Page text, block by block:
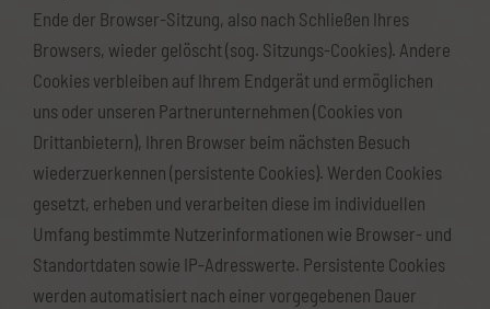
Ende der Browser-Sitzung, also nach Schließen Ihres
Browsers, wieder gelöscht (sog. Sitzungs-Cookies). Andere
Cookies verbleiben auf Ihrem Endgerät und ermöglichen
uns oder unseren Partnerunternehmen (Cookies von
Drittanbietern), Ihren Browser beim nächsten Besuch
wiederzuerkennen (persistente Cookies). Werden Cookies
gesetzt, erheben und verarbeiten diese im individuellen
Umfang bestimmte Nutzerinformationen wie Browser- und
Standortdaten sowie IP-Adresswerte. Persistente Cookies
werden automatisiert nach einer vorgegebenen Dauer